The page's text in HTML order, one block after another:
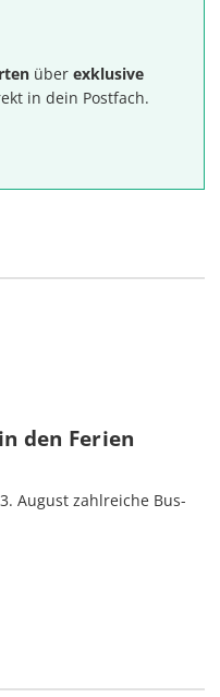
über exklusive
in dein Postfach.
den Ferien
August zahlreiche Bus-